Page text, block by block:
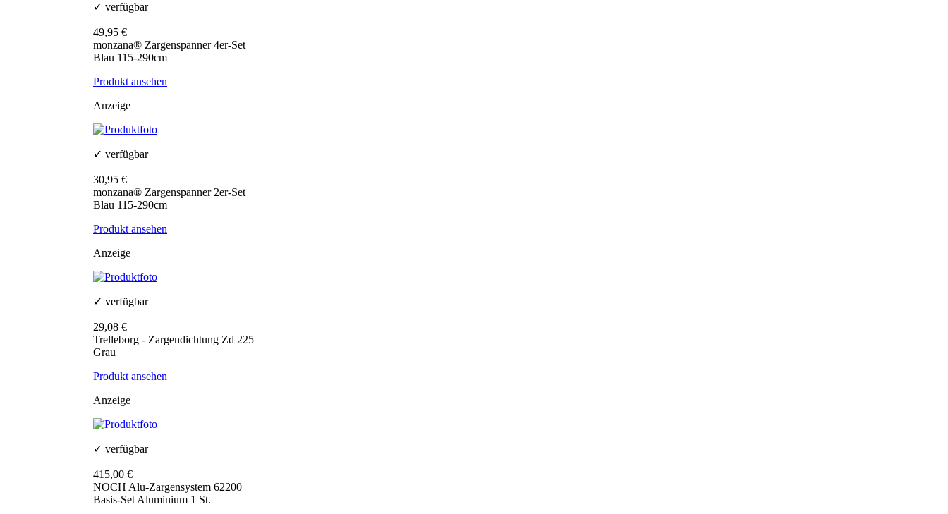
✓ verfügbar
49,95 €
monzana® Zargenspanner 4er-Set
Blau 115-290cm
Produkt ansehen
Anzeige
✓ verfügbar
30,95 €
monzana® Zargenspanner 2er-Set
Blau 115-290cm
Produkt ansehen
Anzeige
✓ verfügbar
29,08 €
Trelleborg - Zargendichtung Zd 225
Grau
Produkt ansehen
Anzeige
✓ verfügbar
415,00 €
NOCH Alu-Zargensystem 62200
Basis-Set Aluminium 1 St.